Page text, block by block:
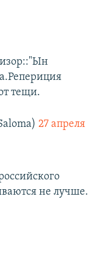
тещи.
27 апреля
не лучше.